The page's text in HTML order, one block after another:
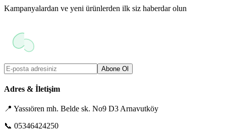
Kampanyalardan ve yeni ürünlerden ilk siz haberdar olun
Abone Ol
Adres & İletişim
📍 Yassıören mh. Belde sk. No9 D3 Arnavutköy
📞 05346424250